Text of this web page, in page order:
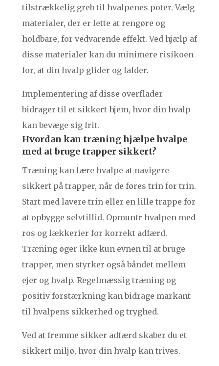
tilstrækkelig greb til hvalpenes poter. Vælg
materialer, der er lette at rengøre og
holdbare, for vedvarende effekt. Ved hjælp af
disse materialer kan du minimere risikoen
for, at din hvalp glider og falder.
Implementering af disse overflader
bidrager til et sikkert hjem, hvor din hvalp
kan bevæge sig frit.
Hvordan kan træning hjælpe hvalpe
med at bruge trapper sikkert?
Træning kan lære hvalpe at navigere
sikkert på trapper, når de føres trin for trin.
Start med lavere trin eller en lille trappe for
at opbygge selvtillid. Opmuntr hvalpen med
ros og lækkerier for korrekt adfærd.
Træning øger ikke kun evnen til at bruge
trapper, men styrker også båndet mellem
ejer og hvalp. Regelmæssig træning og
positiv forstærkning kan bidrage markant
til hvalpens sikkerhed og tryghed.
Ved at fremme sikker adfærd skaber du et
sikkert miljø, hvor din hvalp kan trives.